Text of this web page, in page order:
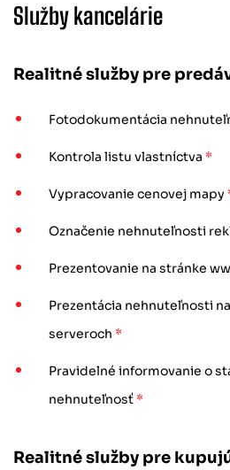
Služby kancelárie
Realitné služby pre
Fotodokumentácia
Kontrola listu vlastníctva *
Vypracovanie cenovej mapy
Označenie nehnuteľnosti
Prezentovanie na stránke
Prezentácia nehnuteľnosti
serveroch *
Pravidelné informovanie o
nehnuteľnosť *
Realitné služby pre